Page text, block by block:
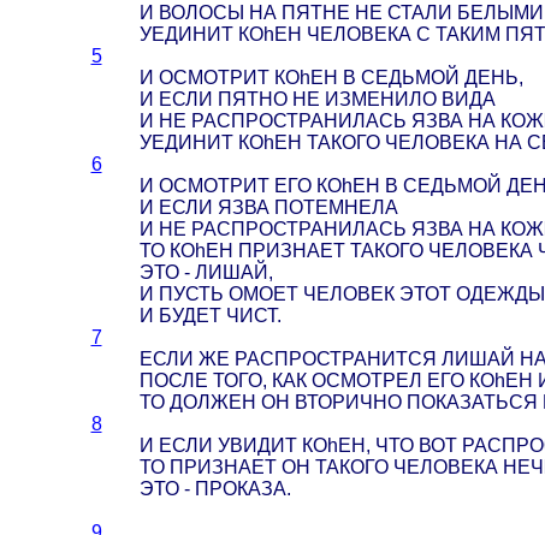
И ВОЛОСЫ НА ПЯТНЕ НЕ СТАЛИ БЕЛЫМИ
УЕДИНИТ КОhЕН ЧЕЛОВЕКА С ТАКИМ
5
И ОСМОТРИТ КОhЕН В СЕДЬМОЙ ДЕНЬ,
И ЕСЛИ ПЯТНО НЕ ИЗМЕНИЛО ВИДА
И НЕ РАСПРОСТРАНИЛАСЬ ЯЗВА НА
УЕДИНИТ КОhЕН ТАКОГО ЧЕЛОВЕКА НА
6
И ОСМОТРИТ ЕГО КОhЕН В СЕДЬМОЙ
И ЕСЛИ ЯЗВА ПОТЕМНЕЛА
И НЕ РАСПРОСТРАНИЛАСЬ ЯЗВА НА
ТО КОhЕН ПРИЗНАЕТ ТАКОГО ЧЕЛОВЕКА
ЭТО - ЛИШАЙ,
И ПУСТЬ ОМОЕТ ЧЕЛОВЕК ЭТОТ
И БУДЕТ ЧИСТ.
7
ЕСЛИ ЖЕ РАСПРОСТРАНИТСЯ ЛИШАЙ
ПОСЛЕ ТОГО, КАК ОСМОТРЕЛ ЕГО
ТО ДОЛЖЕН ОН ВТОРИЧНО ПОКАЗАТЬСЯ
8
И ЕСЛИ УВИДИТ КОhЕН, ЧТО ВОТ
ТО ПРИЗНАЕТ ОН ТАКОГО ЧЕЛОВЕКА
ЭТО - ПРОКАЗА.